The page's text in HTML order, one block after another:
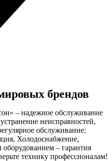
брендов
– надежное обслуживание
неисправностей,
обслуживание:
Холодоснабжение,
– гарантия
технику профессионалам!